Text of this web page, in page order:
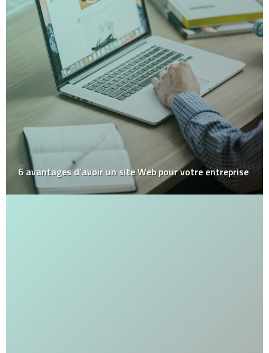
6 avantages d’avoir un site Web pour votre entreprise